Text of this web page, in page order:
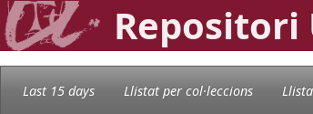
Repositori
Last 15 days Llistat per col·leccions